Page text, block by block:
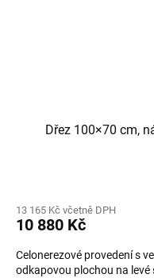
Dřez 100×70 cm,
13 165 Kč včetně DPH
10 880 Kč
Celonerezové provedení s
odkapovou plochou na